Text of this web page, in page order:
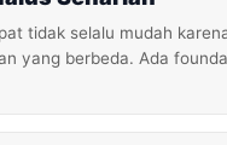
tidak selalu mudah
yang berbeda. Ada